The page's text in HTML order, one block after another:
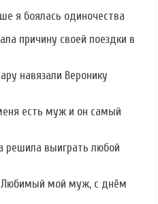
я боялась одиночества
причину своей поездки в
навязали Веронику
есть муж и он самый
решила выиграть любой
Любимый мой муж, с днём